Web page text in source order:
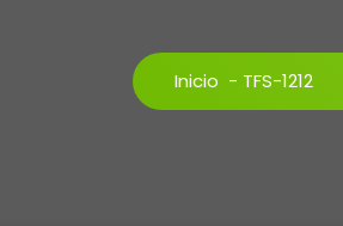
Inicio - TFS-1212